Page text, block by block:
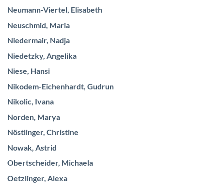
Neumann-Viertel, Elisabeth
Neuschmid, Maria
Niedermair, Nadja
Niedetzky, Angelika
Niese, Hansi
Nikodem-Eichenhardt, Gudrun
Nikolic, Ivana
Norden, Marya
Nöstlinger, Christine
Nowak, Astrid
Obertscheider, Michaela
Oetzlinger, Alexa